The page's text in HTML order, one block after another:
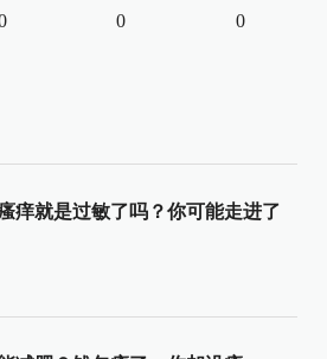
0 0
痒就是过敏了吗？你可能走进了